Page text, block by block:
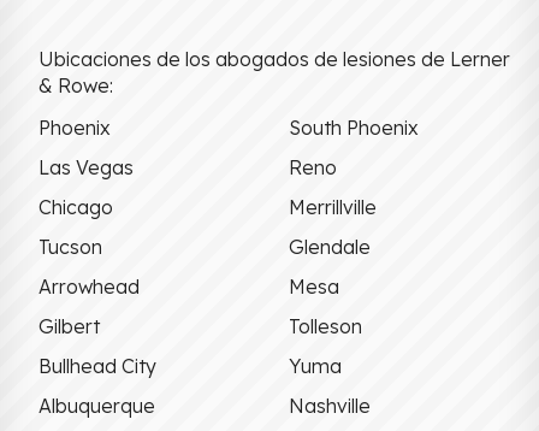
Ubicaciones de los abogados de lesiones de Lerner
& Rowe:
Phoenix
South Phoenix
Las Vegas
Reno
Chicago
Merrillville
Tucson
Glendale
Arrowhead
Mesa
Gilbert
Tolleson
Bullhead City
Yuma
Albuquerque
Nashville